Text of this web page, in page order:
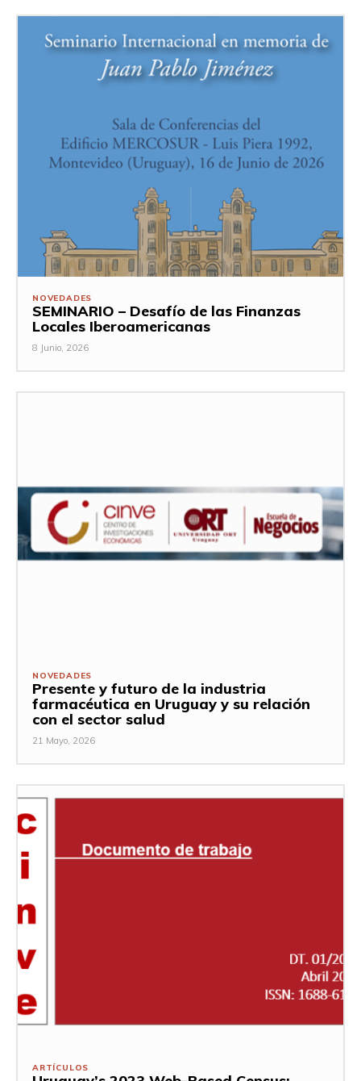
NOVEDADES
SEMINARIO – Desafío de las Finanzas
Locales Iberoamericanas
8 Junio, 2026
NOVEDADES
Presente y futuro de la industria
farmacéutica en Uruguay y su relación
con el sector salud
21 Mayo, 2026
ARTÍCULOS